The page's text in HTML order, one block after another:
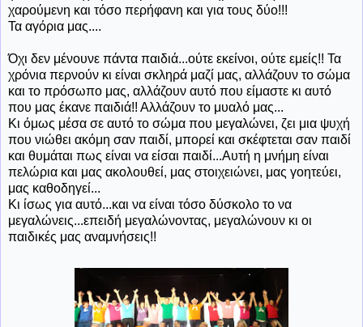
χαρούμενη και τόσο περήφανη και για τους δύο!!!
Τα αγόρια μας....
Όχι δεν μένουνε πάντα παιδιά...ούτε εκείνοι, ούτε εμείς!! Τα
χρόνια περνούν κι είναι σκληρά μαζί μας, αλλάζουν το σώμα
και το πρόσωπο μας, αλλάζουν αυτό που είμαστε κι αυτό
που μας έκανε παιδιά!! Αλλάζουν το μυαλό μας...
Κι όμως μέσα σε αυτό το σώμα που μεγαλώνει, ζει μια ψυχή
που νιώθει ακόμη σαν παιδί, μπορεί και σκέφτεται σαν παιδί
και θυμάται πως είναι να είσαι παιδί...Αυτή η μνήμη είναι
πελώρια και μας ακολουθεί, μας στοιχειώνει, μας γοητεύει,
μας καθοδηγεί...
Κι ίσως για αυτό...και να είναι τόσο δύσκολο το να
μεγαλώνεις...επειδή μεγαλώνοντας, μεγαλώνουν κι οι
παιδικές μας αναμνήσεις!!